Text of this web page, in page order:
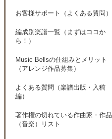
お客様サポート（よくある質問）
編成別楽譜一覧（まずはココか
ら！）
Music Bellsの仕組みとメリット
（アレンジ作品募集）
よくある質問（楽譜出版・入稿
編）
著作権の切れている作曲家・作品
（音楽）リスト